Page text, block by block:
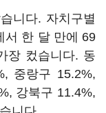
니다. 자치구별
서 한 달 만에 69
장 컸습니다. 동
중랑구 15.2%,
강북구 11.4%,